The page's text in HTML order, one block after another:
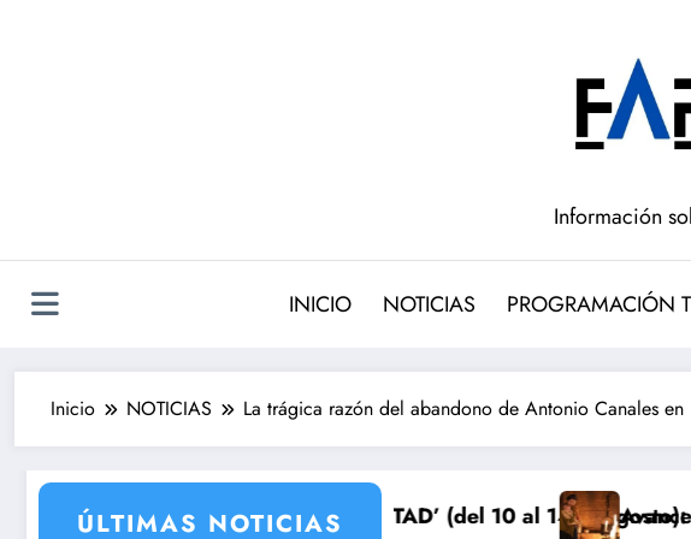
Información
INICIO NOTICIAS PROGRAMACIÓN
Inicio NOTICIAS La trágica razón del abandono de Antonio Canales en
ÚLTIMAS NOTICIAS
su venganza
DE LIBERTAD’ (del 10 al 14de agosto): el secreto de Tasio
Avance VALLE SALVAJE